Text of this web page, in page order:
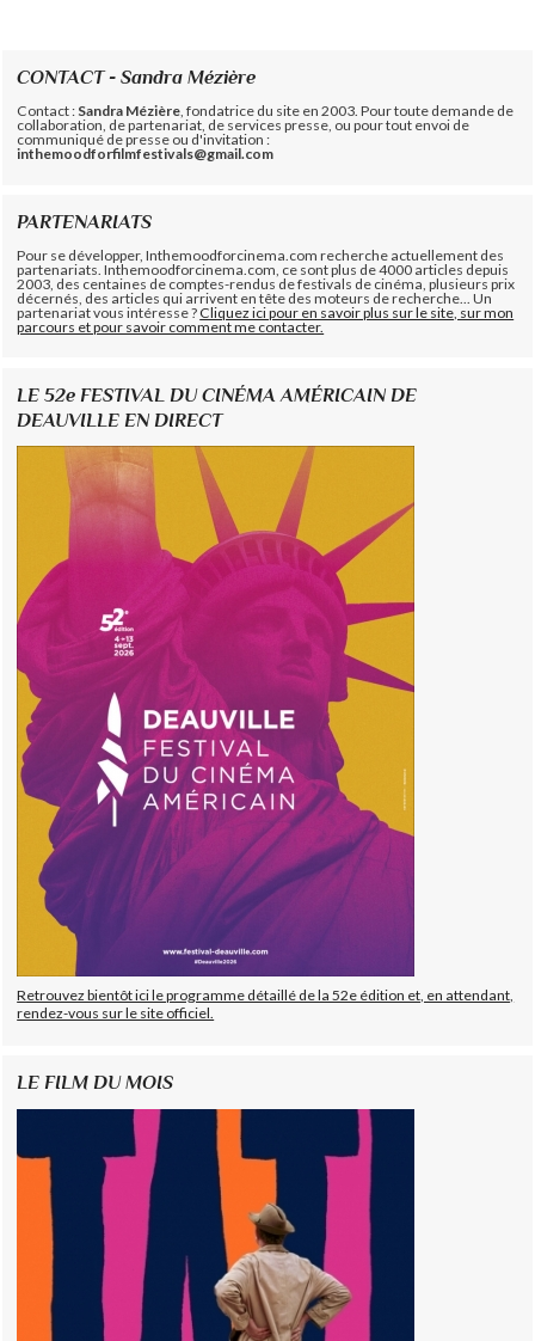
CONTACT - Sandra Mézière
Contact : Sandra Mézière , fondatrice du site en 2003. Pour toute demande de
collaboration, de partenariat, de services presse, ou pour tout envoi de
communiqué de presse ou d'invitation :
inthemoodforfilmfestivals@gmail.com
PARTENARIATS
Pour se développer, Inthemoodforcinema.com recherche actuellement des
partenariats. Inthemoodforcinema.com, ce sont plus de 4000 articles depuis
2003, des centaines de comptes-rendus de festivals de cinéma, plusieurs prix
décernés, des articles qui arrivent en tête des moteurs de recherche... Un
partenariat vous intéresse ?Cliquez ici pour en savoir plus sur le site, sur mon
parcours et pour savoir comment me contacter.
LE 52e FESTIVAL DU CINÉMA AMÉRICAIN DE
DEAUVILLE EN DIRECT
Retrouvez bientôt ici le programme détaillé de la 52e édition et, en attendant,
rendez-vous sur le site officiel.
LE FILM DU MOIS